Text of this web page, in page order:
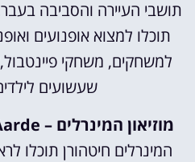
תושבי העיירה והסביבה
תוכלו למצוא אופנועים
למשחקים, משחקי
שעשועים
מוזיאון המינרלים – De Oude Aarde –
המינרלים חיטהורן תוכלו